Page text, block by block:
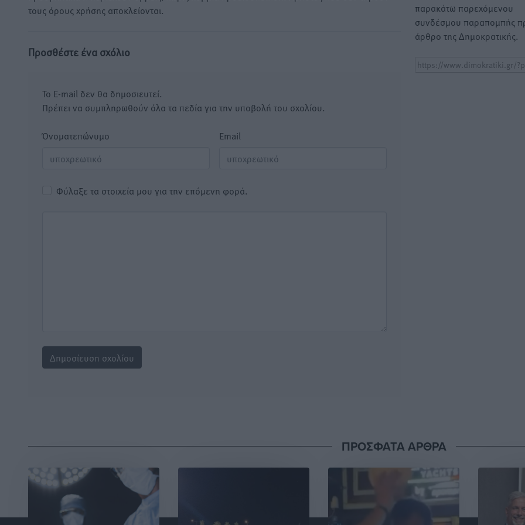
τους όρους χρήσης αποκλείονται.
Προσθέστε ένα σχόλιο
Το E-mail δεν θα δημοσιευτεί.
Πρέπει να συμπληρωθούν όλα τα πεδία για την υποβολή του σχολίου.
Όνοματεπώνυμο Email
Φύλαξε τα στοιχεία μου για την επόμενη φορά.
παρακάτω παρεχόμενου
συνδέσμου παραπομπής
άρθρο της Δημοκρατικής.
ΠΡΟΣΦΑΤΑ ΑΡΘΡΑ